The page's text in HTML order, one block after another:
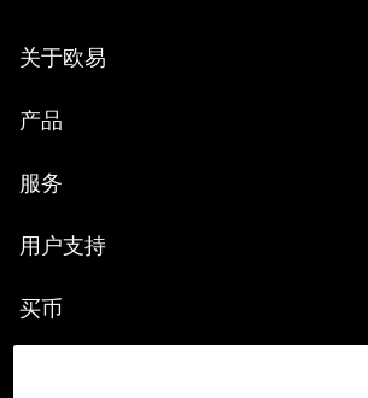
关于欧易
产品
服务
用户支持
买币